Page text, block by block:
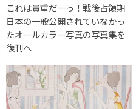
これは貴重だーっ！戦後占領期
日本の一般公開されていなかっ
たオールカラー写真の写真集を
復刊へ